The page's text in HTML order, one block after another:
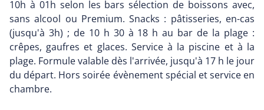
10h à 01h selon les bars sélection de boissons avec,
sans alcool ou Premium. Snacks : pâtisseries, en-cas
(jusqu'à 3h) ; de 10 h 30 à 18 h au bar de la plage :
crêpes, gaufres et glaces. Service à la piscine et à la
plage. Formule valable dès l'arrivée, jusqu'à 17 h le jour
du départ. Hors soirée évènement spécial et service en
chambre.